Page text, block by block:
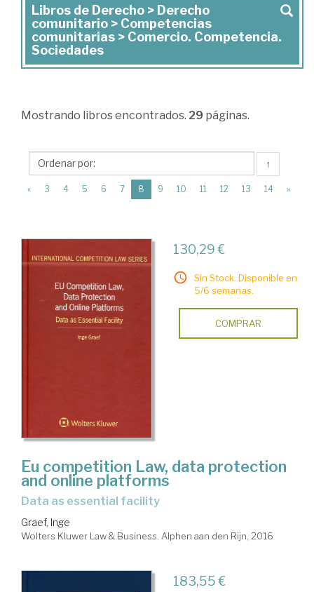
Libros
de
Derecho
comunitario
>
Competencias
comunitarias
Comercio.
Competencia.
Sociedades
Libros de Derecho > Derecho
comunitario > Competencias
comunitarias > Comercio. Competencia.
Sociedades
Mostrando libros encontrados. 29 páginas.
↑
« 3 4 5 6 7 8 (current)
9 10 11 12 13 14 »
130,29 €
Sin Stock. Disponible en
5/6 semanas.
COMPRAR
Eu competition Law, data protection
and online platforms
data as essential facility
Graef, Inge
Wolters Kluwer Law & Business. Alphen aan den Rijn, 2016
183,55 €